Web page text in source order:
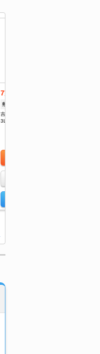
7
敷
吉良吉田駅 徒歩60分
3LDK/73.71㎡